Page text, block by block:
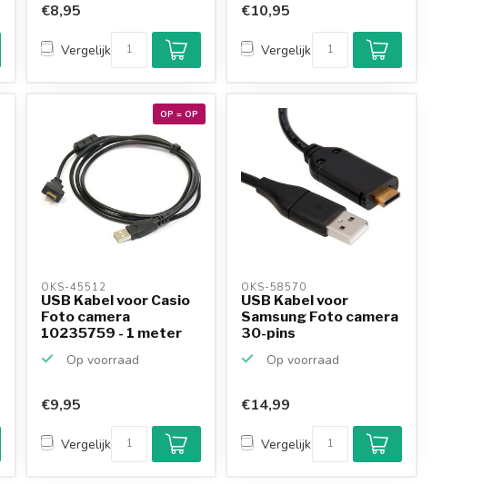
€8,95
Vergelijk
€10,95
Vergelijk
OP = OP
OKS-45512
USB Kabel voor Casio
Foto camera
10235759 - 1 meter
Op voorraad
€9,95
Vergelijk
OKS-58570
USB Kabel voor
Samsung Foto camera
30-pins
Op voorraad
Klantenbeoordeling
9,2/10
Achteraf betalen
mogelijk
€14,99
Vergelijk